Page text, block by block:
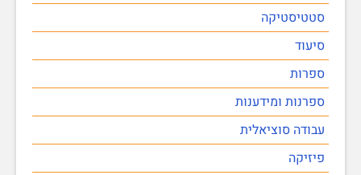
סטטיסטיקה
סיעוד
ספרות
ספרנות ומידענות
עבודה סוציאלית
פיזיקה